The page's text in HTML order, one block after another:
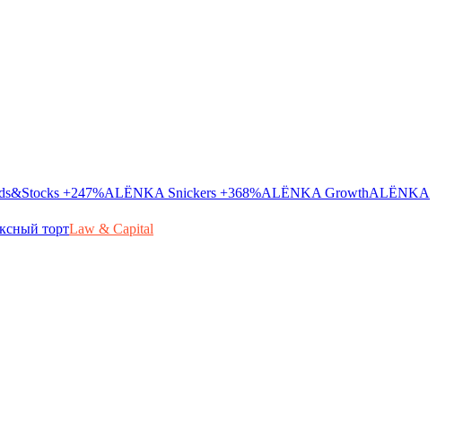
+247%ALЁNKA Snickers +368%ALЁNKA GrowthALЁNKA
тортLaw & Capital